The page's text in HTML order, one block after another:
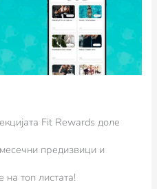
Fit Rewards доле
предизвици и
на топ листата!